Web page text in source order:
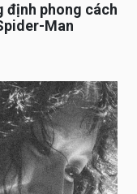
định phong cách
Man